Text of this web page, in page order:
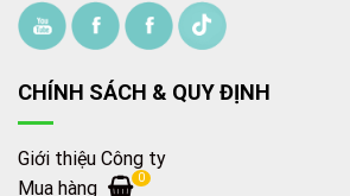
CHÍNH SÁCH & QUY ĐỊNH
Giới thiệu Công ty
Mua hàng
0